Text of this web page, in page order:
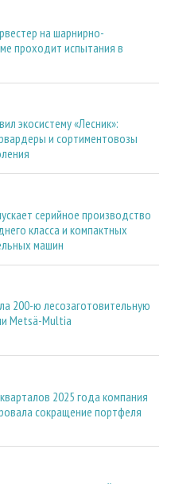
на шарнирно-
проходит испытания в
экосистему «Лесник»:
и сортиментовозы
серийное производство
класса и компактных
машин
200-ю лесозаготовительную
Metsä-Multia
2025 года компания
сокращение портфеля